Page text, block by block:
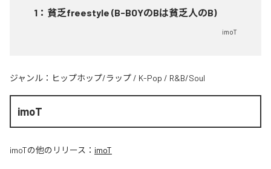
1 ： 貧乏freestyle (B-BOYのBは貧乏人のB)
imoT
ジャンル： ヒップホップ/ラップ / K-Pop / R&B/Soul
imoT
imoTの他のリリース： imoT